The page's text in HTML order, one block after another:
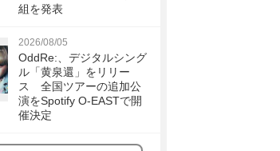
組を発表
2026/08/05
OddRe:、デジタルシング
ル「黄泉還」をリリー
ス 全国ツアーの追加公
演をSpotify O-EASTで開
催決定